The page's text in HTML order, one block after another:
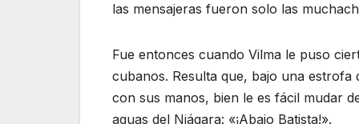
las mensajeras fueron solo las
Fue entonces cuando Vilma le puso
cubanos. Resulta que, bajo una
con sus manos, bien le es fácil mudar
aguas del Niágara: «¡Abajo Batista!».